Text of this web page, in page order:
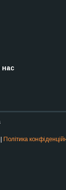
нас
Політика